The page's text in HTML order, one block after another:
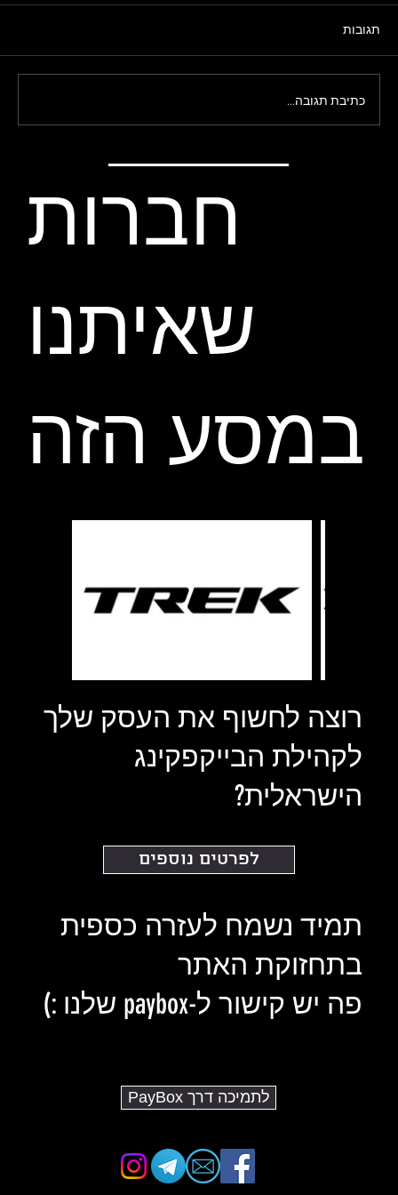
תגובות
כתיבת תגובה...
חברות
שאיתנו
במסע הזה
תמיד נשמח לעזרה כספית
בתחזוקת האתר
פה יש קישור ל-paybox שלנו :)
לתמיכה דרך PayBox
רוצה לחשוף את העסק שלך
לקהילת הבייקפקינג
הישראלית?
לפרטים נוספים